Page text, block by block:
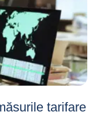
tarifare